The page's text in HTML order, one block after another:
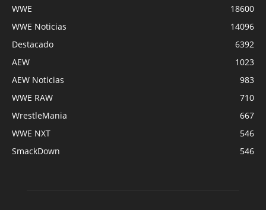
WWE
18600
WWE Noticias
14096
Destacado
6392
AEW
1023
AEW Noticias
983
WWE RAW
710
WrestleMania
667
WWE NXT
546
SmackDown
546